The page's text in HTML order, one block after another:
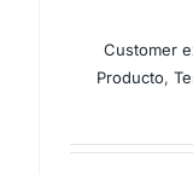
Customer
Producto,